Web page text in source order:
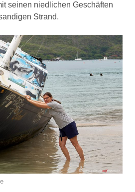
seinen niedlichen Geschäften
Strand.